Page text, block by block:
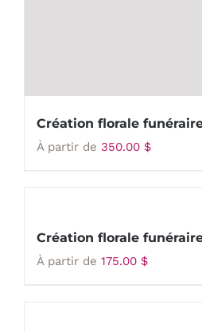
Création florale
À partir de 350.00 $
Création florale
À partir de 175.00 $